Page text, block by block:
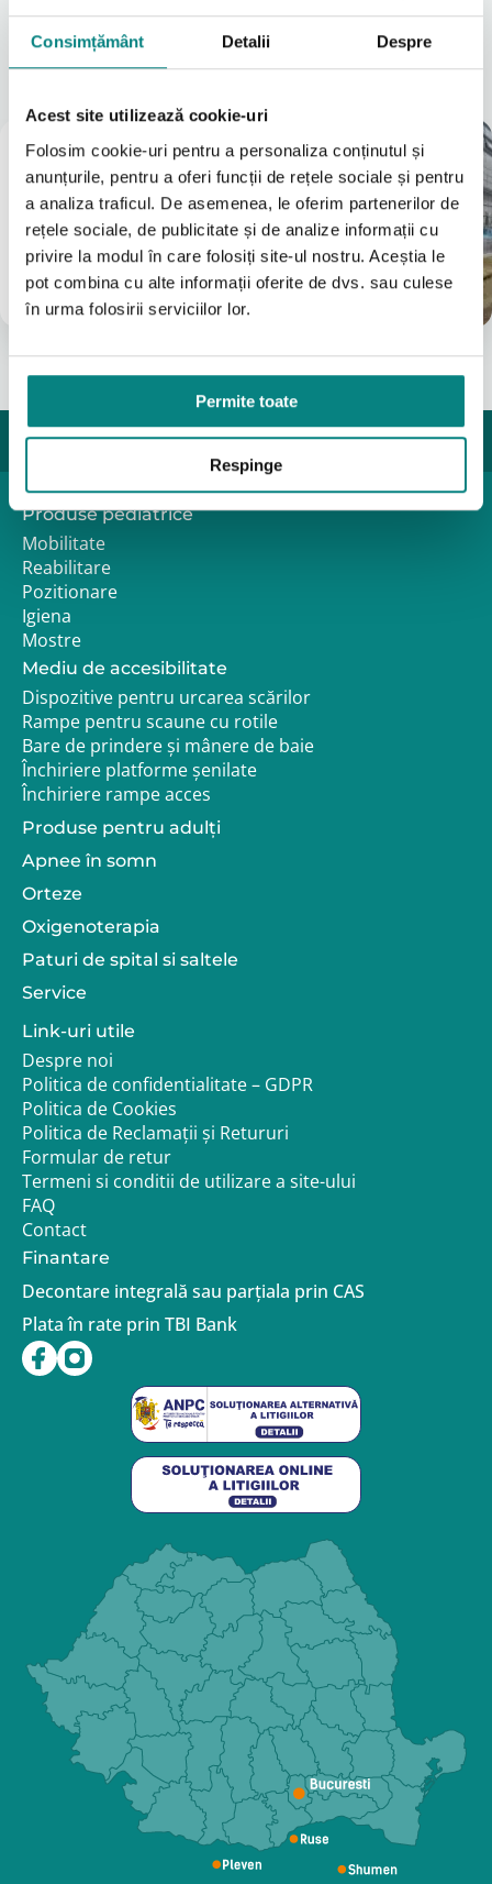
Consimțământ Detalii Despre
Acest site utilizează cookie-uri
Folosim cookie-uri pentru a personaliza conținutul și
anunțurile, pentru a oferi funcții de rețele sociale și pentru
a analiza traficul. De asemenea, le oferim partenerilor de
rețele sociale, de publicitate și de analize informații cu
privire la modul în care folosiți site-ul nostru. Aceștia le
pot combina cu alte informații oferite de dvs. sau culese
în urma folosirii serviciilor lor.
Permite toate
Respinge
Locațiile noastre
Magazin
București
(Vezi Google reviews)
Bulevardul Iuliu Maniu 7-11
031 8288200
0755631235
info@adapt.ro
Produse pediatrice
Mobilitate
Reabilitare
Pozitionare
Igiena
Mostre
Mediu de accesibilitate
Dispozitive pentru urcarea scărilor
Rampe pentru scaune cu rotile
Bare de prindere și mânere de baie
Închiriere platforme șenilate
Închiriere rampe acces
Produse pentru adulţi
Apnee în somn
Orteze
Oxigenoterapia
Paturi de spital si saltele
Service
Link-uri utile
Despre noi
Politica de confidentialitate – GDPR
Politica de Cookies
Politica de Reclamații și Retururi
Formular de retur
Termeni si conditii de utilizare a site-ului
FAQ
Contact
Finantare
Decontare integrală sau parțiala prin CAS
Plata în rate prin TBI Bank